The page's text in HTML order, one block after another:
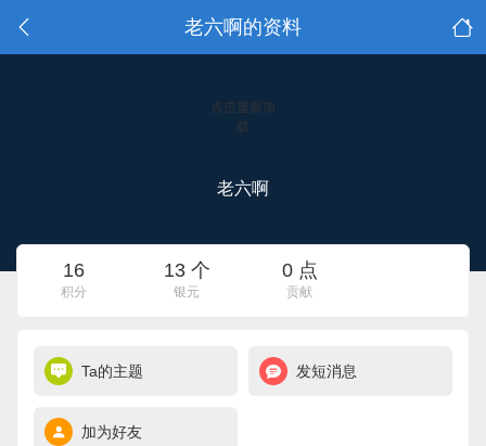
老六啊的资料
点击重新加
载
老六啊
16
积分
13 个
银元
0 点
贡献
Ta的主题 发短消息
加为好友